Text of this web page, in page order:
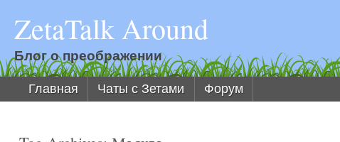
ZetaTalk Around
Блог о преображении
Главная Чаты с Зетами Форум